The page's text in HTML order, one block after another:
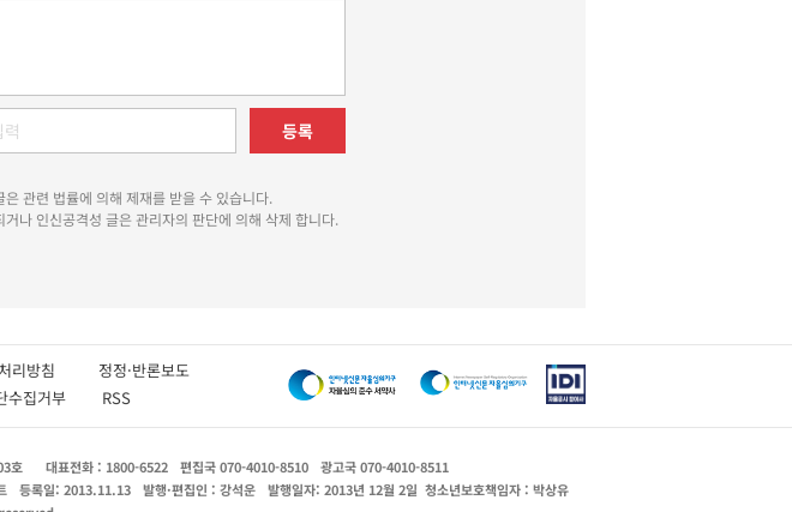
등록
관련 법률에 의해 제재를 받을 수 있습니다.
나 인신공격성 글은 관리자의 판단에 의해 삭제 합니다.
처리방침 정정·반론보도
수집거부 RSS
호 대표전화 : 1800-6522 편집국 070-4010-8510
광고국 070-4010-8511
등록일: 2013.11.13 발행·편집인 : 강석운 발행일자: 2013년 12월 2일 청소년보호책임자 : 박상유